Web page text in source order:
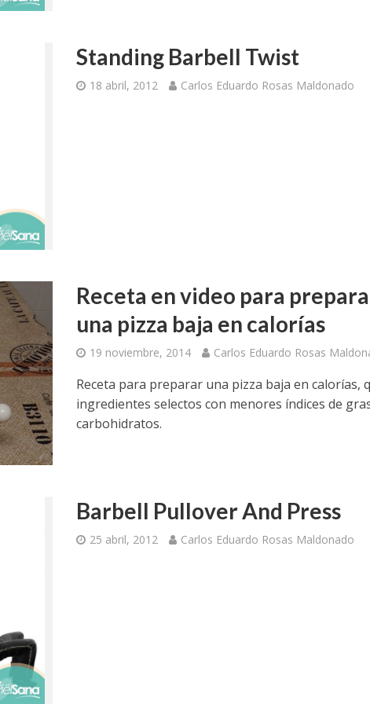
Standing Barbell Twist
18 abril, 2012 Carlos Eduardo Rosas Maldonado
Receta en video para
una pizza baja en calorías
19 noviembre, 2014 Carlos Eduardo Rosas
Receta para preparar una pizza baja en calorías,
ingredientes selectos con menores índices de
carbohidratos.
Barbell Pullover And Press
25 abril, 2012 Carlos Eduardo Rosas Maldonado